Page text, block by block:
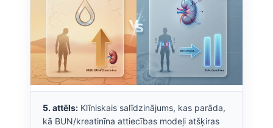
5. attēls: Klīniskais salīdzinājums, kas parāda,
kā BUN/kreatinīna attiecības modeļi atšķiras